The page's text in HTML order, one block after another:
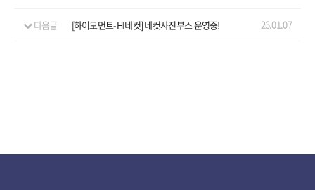
다음글 [하이모먼트-HI네컷] 네컷사진부스 운영중! 26.01.07